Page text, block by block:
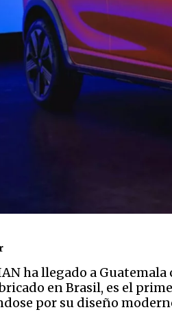
ha llegado a
en Brasil, es el
por su diseño